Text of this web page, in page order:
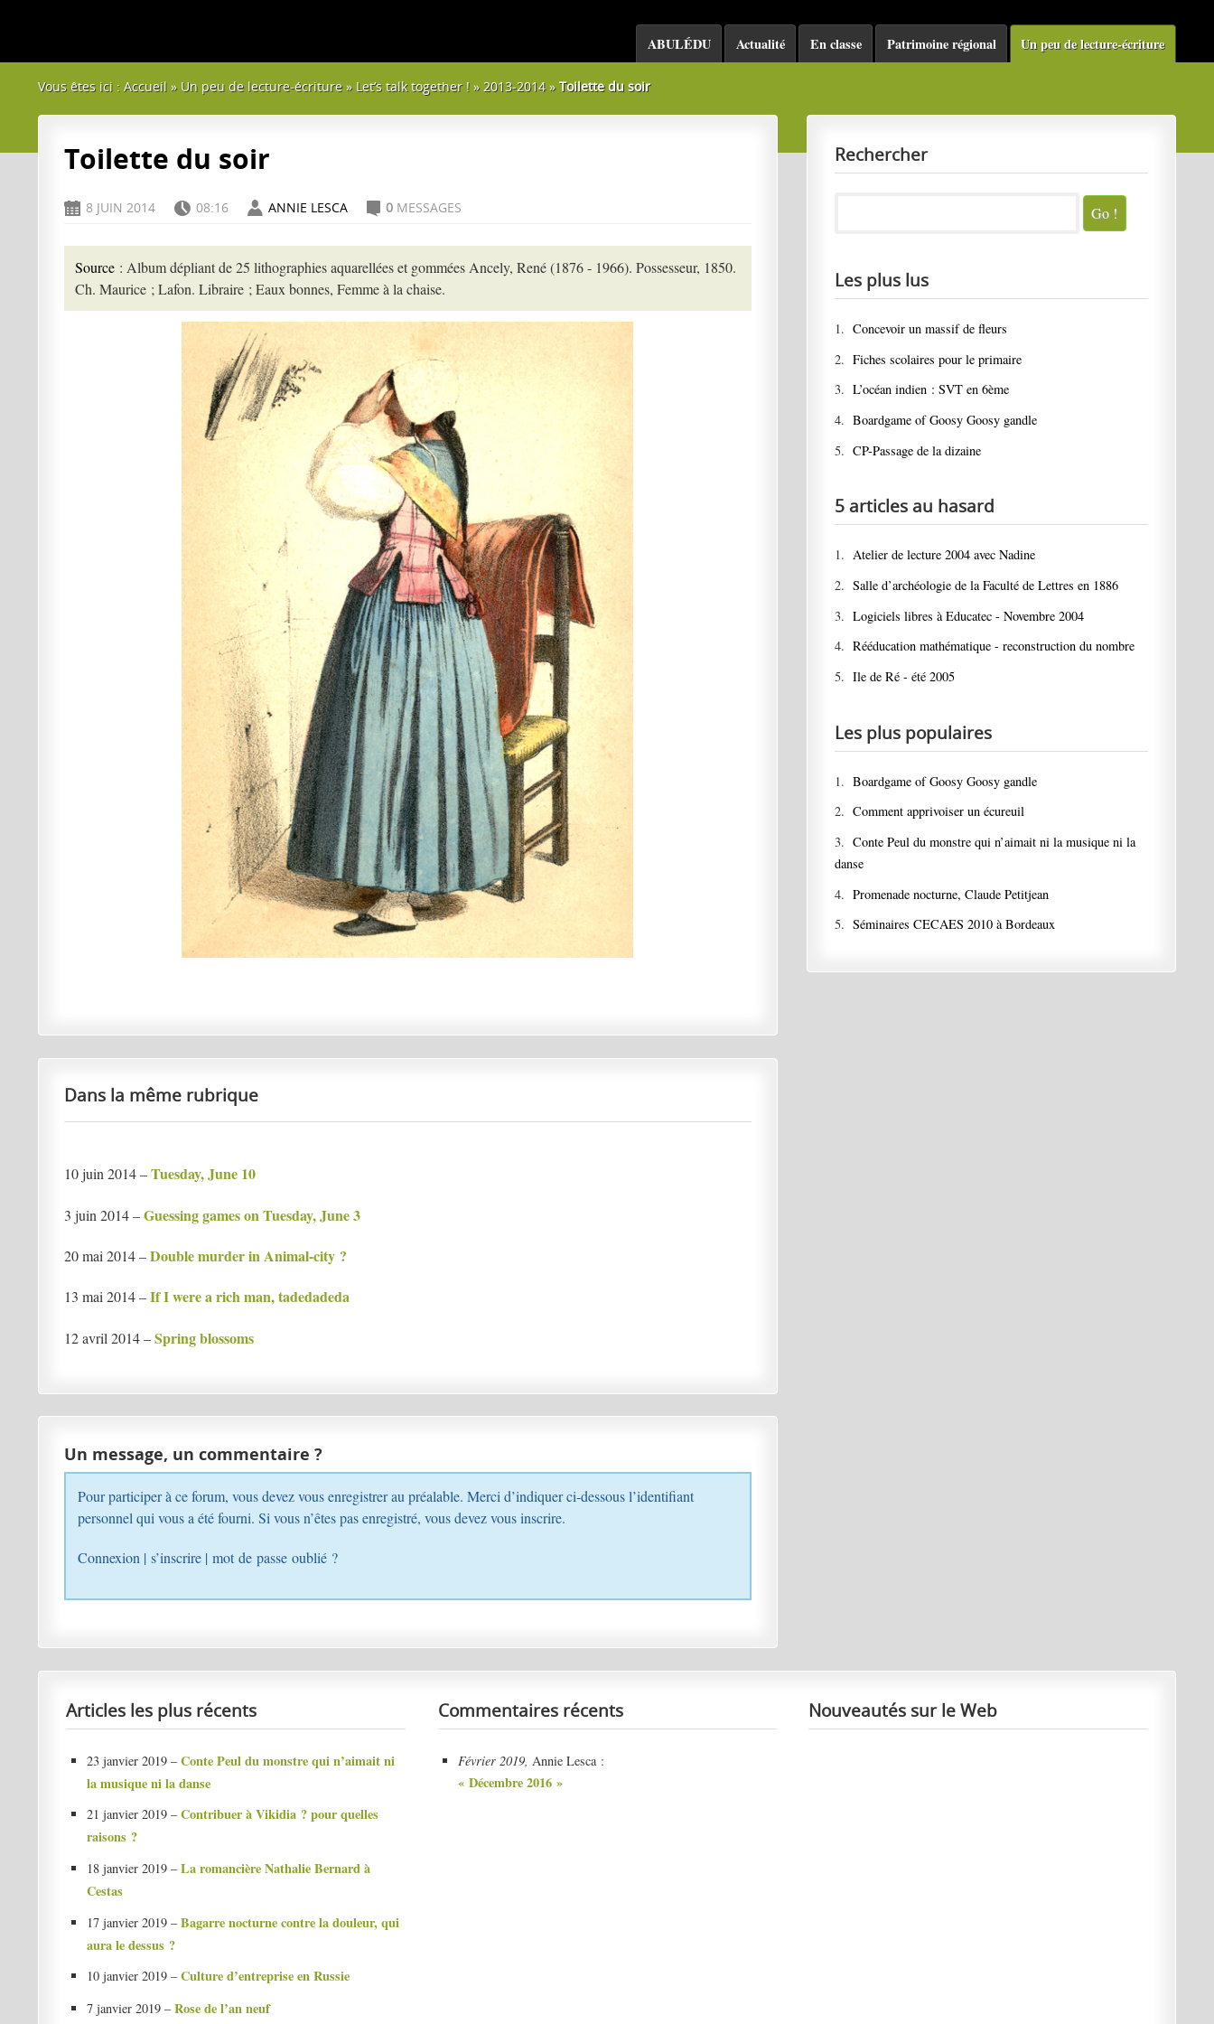
Un peu de lecture-écriture
Patrimoine régional
En classe
Actualité
ABULÉDU
Vous êtes ici : Accueil » Un peu de lecture-écriture » Let’s talk together ! »2013-2014»Toilette du soir
Toilette du soir
D 8 JUIN 2014 H 08:16 A ANNIE LESCA C 0MESSAGES
Source: Album dépliant de 25 lithographies aquarellées et gommées Ancely, René (1876 - 1966). Possesseur, 1850.
Ch. Maurice ; Lafon. Libraire ; Eaux bonnes, Femme à la chaise.
Dans la même rubrique
10 juin 2014 –Tuesday, June 10
3 juin 2014 –Guessing games on Tuesday, June 3
20 mai 2014 –Double murder in Animal-city ?
13 mai 2014 –If I were a rich man, tadedadeda
12 avril 2014 –Spring blossoms
Un message, un commentaire ?
Pour participer à ce forum, vous devez vous enregistrer au préalable. Merci d’indiquer ci-dessous l’identifiant
personnel qui vous a été fourni. Si vous n’êtes pas enregistré, vous devez vous inscrire.
Connexion | s’inscrire | mot de passe oublié ?
Rechercher
Les plus lus
1.Concevoir un massif de fleurs
2.Fiches scolaires pour le primaire
3.L’océan indien : SVT en 6ème
4.Boardgame of Goosy Goosy gandle
5.CP-Passage de la dizaine
5 articles au hasard
1.Atelier de lecture 2004 avec Nadine
2.Salle d’archéologie de la Faculté de Lettres en 1886
3.Logiciels libres à Educatec - Novembre 2004
4.Rééducation mathématique - reconstruction du nombre
5.Ile de Ré - été 2005
Les plus populaires
1.Boardgame of Goosy Goosy gandle
2.Comment apprivoiser un écureuil
3.Conte Peul du monstre qui n’aimait ni la musique ni la
danse
4.Promenade nocturne, Claude Petitjean
5.Séminaires CECAES 2010 à Bordeaux
Articles les plus récents
23 janvier 2019 –Conte Peul du monstre qui n’aimait ni
la musique ni la danse
21 janvier 2019 –Contribuer à Vikidia ? pour quelles
raisons ?
18 janvier 2019 –La romancière Nathalie Bernard à
Cestas
17 janvier 2019 –Bagarre nocturne contre la douleur, qui
aura le dessus ?
10 janvier 2019 –Culture d’entreprise en Russie
7 janvier 2019 –Rose de l’an neuf
Commentaires récents
Février 2019,Annie Lesca :
« Décembre 2016 »
Nouveautés sur le Web